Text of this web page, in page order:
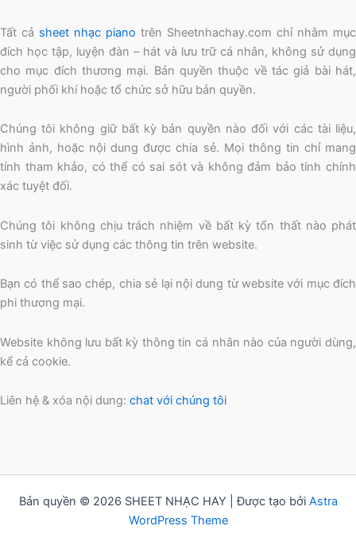
Tất cả sheet nhạc piano trên Sheetnhachay.com chỉ nhằm mục
đích học tập, luyện đàn – hát và lưu trữ cá nhân, không sử dụng
cho mục đích thương mại. Bản quyền thuộc về tác giả bài hát,
người phối khí hoặc tổ chức sở hữu bản quyền.
Chúng tôi không giữ bất kỳ bản quyền nào đối với các tài liệu,
hình ảnh, hoặc nội dung được chia sẻ. Mọi thông tin chỉ mang
tính tham khảo, có thể có sai sót và không đảm bảo tính chính
xác tuyệt đối.
Chúng tôi không chịu trách nhiệm về bất kỳ tổn thất nào phát
sinh từ việc sử dụng các thông tin trên website.
Bạn có thể sao chép, chia sẻ lại nội dung từ website với mục đích
phi thương mại.
Website không lưu bất kỳ thông tin cá nhân nào của người dùng,
kể cả cookie.
Liên hệ & xóa nội dung: chat với chúng tôi
Bản quyền © 2026 SHEET NHẠC HAY | Được tạo bởi Astra
WordPress Theme